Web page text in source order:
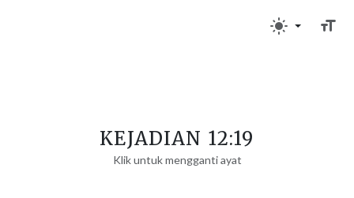
KEJADIAN 12:19
Klik untuk mengganti ayat